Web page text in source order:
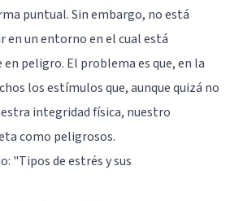
puntual. Sin embargo, no está
en un entorno en el cual está
peligro. El problema es que, en la
los estímulos que, aunque quizá no
integridad física, nuestro
como peligrosos.
"Tipos de estrés y sus